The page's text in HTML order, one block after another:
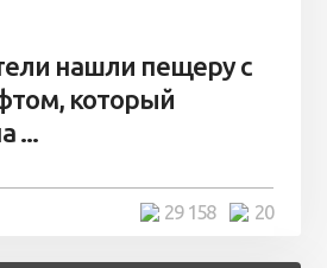
нашли пещеру с
который
...
20
29 158